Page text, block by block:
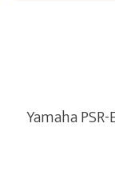
Yamaha